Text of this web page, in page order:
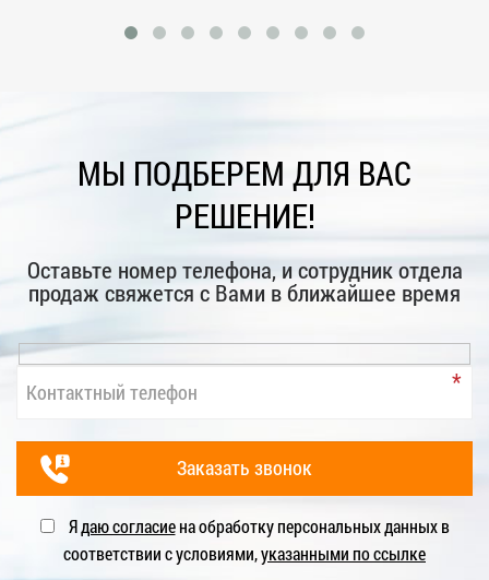
МЫ ПОДБЕРЕМ ДЛЯ ВАС
РЕШЕНИЕ!
Оставьте номер телефона, и сотрудник отдела
продаж свяжется с Вами в ближайшее время
Ядаю согласиена обработку персональных данных в
соответствии с условиями,указанными по ссылке